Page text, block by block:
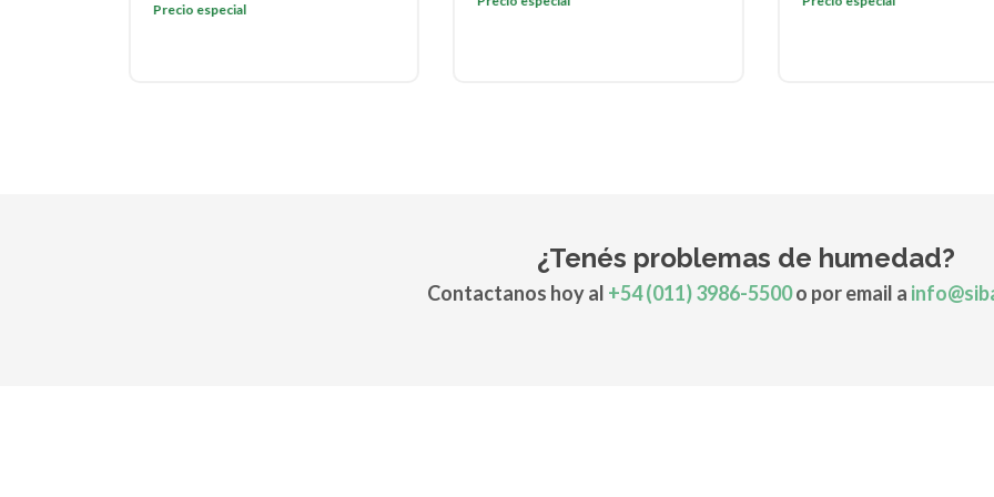
Precio especial
¿Tenés problemas de humedad?
Contactanos hoy al +54 (011) 3986-5500o por email a